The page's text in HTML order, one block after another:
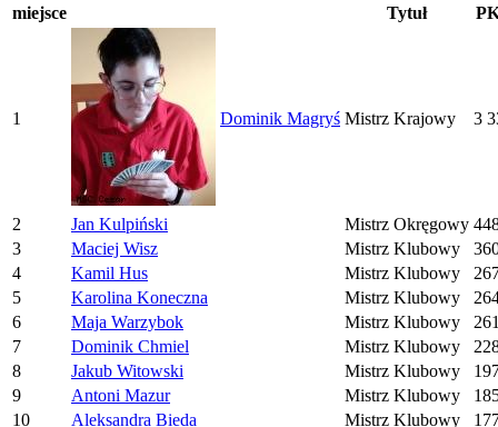
miejsce Tytuł
1 Dominik Magryś Mistrz Krajowy 3
2 Jan Kulpiński Mistrz Okręgowy
3
Maciej Wisz Mistrz Klubowy
4
Kamil Hus Mistrz Klubowy
5
Karolina Koneczna Mistrz Klubowy
6
Maja Warzybok Mistrz Klubowy
7
Dominik Chmiel Mistrz Klubowy
8
Jakub Witowski Mistrz Klubowy
9
Antoni Mazur Mistrz Klubowy
10
Aleksandra Bieda Mistrz Klubowy